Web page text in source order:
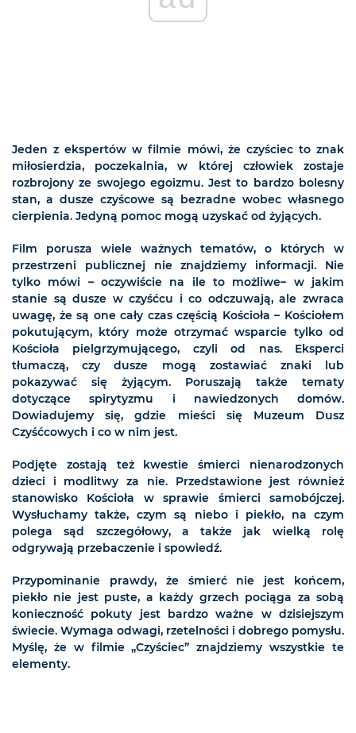
Jeden z ekspertów w filmie mówi, że czyściec to znak
miłosierdzia, poczekalnia, w której człowiek zostaje
rozbrojony ze swojego egoizmu. Jest to bardzo bolesny
stan, a dusze czyścowe są bezradne wobec własnego
cierpienia. Jedyną pomoc mogą uzyskać od żyjących.
Film porusza wiele ważnych tematów, o których w
przestrzeni publicznej nie znajdziemy informacji. Nie
tylko mówi – oczywiście na ile to możliwe– w jakim
stanie są dusze w czyśćcu i co odczuwają, ale zwraca
uwagę, że są one cały czas częścią Kościoła – Kościołem
pokutującym, który może otrzymać wsparcie tylko od
Kościoła pielgrzymującego, czyli od nas. Eksperci
tłumaczą, czy dusze mogą zostawiać znaki lub
pokazywać się żyjącym. Poruszają także tematy
dotyczące spirytyzmu i nawiedzonych domów.
Dowiadujemy się, gdzie mieści się Muzeum Dusz
Czyśćcowych i co w nim jest.
Podjęte zostają też kwestie śmierci nienarodzonych
dzieci i modlitwy za nie. Przedstawione jest również
stanowisko Kościoła w sprawie śmierci samobójczej.
Wysłuchamy także, czym są niebo i piekło, na czym
polega sąd szczegółowy, a także jak wielką rolę
odgrywają przebaczenie i spowiedź.
Przypominanie prawdy, że śmierć nie jest końcem,
piekło nie jest puste, a każdy grzech pociąga za sobą
konieczność pokuty jest bardzo ważne w dzisiejszym
świecie. Wymaga odwagi, rzetelności i dobrego pomysłu.
Myślę, że w filmie „Czyściec” znajdziemy wszystkie te
elementy.